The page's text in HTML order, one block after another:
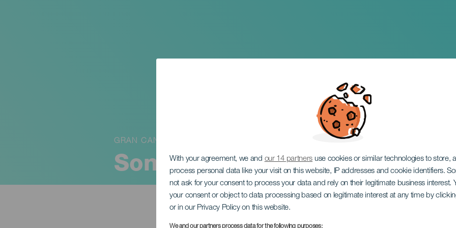
With your agreement, we and our 14 partners use cookies or similar technologies to store,
process personal data like your visit on this website, IP addresses and cookie identifiers.
not ask for your consent to process your data and rely on their legitimate business interest.
your consent or object to data processing based on legitimate interest at any time by
or in our Privacy Policy on this website.
We and our partners process data for the following purposes:
Sones Latinoamericanos
GRAN CANARIA